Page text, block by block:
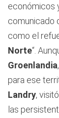
económicos
comunicado
como el
Norte“.
Groenlandia
para ese
Landry,
las